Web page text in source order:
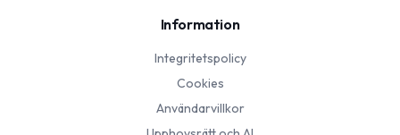
Information
Integritetspolicy
Cookies
Användarvillkor